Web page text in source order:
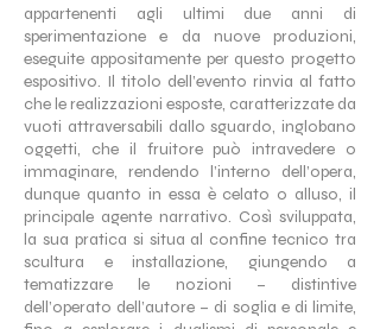
appartenenti agli ultimi due anni di
sperimentazione e da nuove produzioni,
eseguite appositamente per questo progetto
espositivo. Il titolo dell’evento rinvia al fatto
che le realizzazioni esposte, caratterizzate da
vuoti attraversabili dallo sguardo, inglobano
oggetti, che il fruitore può intravedere o
immaginare, rendendo l’interno dell’opera,
dunque quanto in essa è celato o alluso, il
principale agente narrativo. Così sviluppata,
la sua pratica si situa al confine tecnico tra
scultura e installazione, giungendo a
tematizzare le nozioni – distintive
dell’operato dell’autore – di soglia e di limite,